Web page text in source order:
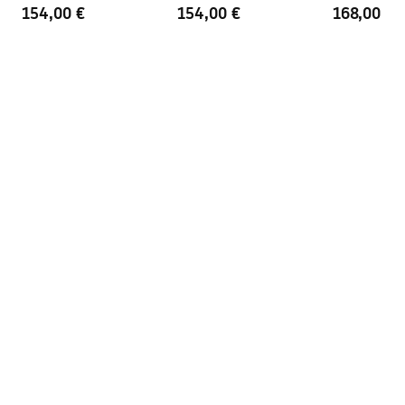
Instrukcja montażu
154,00 € 154,00 € 168,00 €